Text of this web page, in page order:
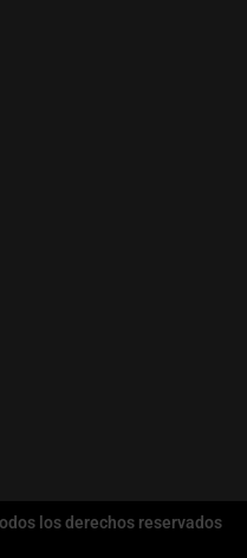
los derechos reservados